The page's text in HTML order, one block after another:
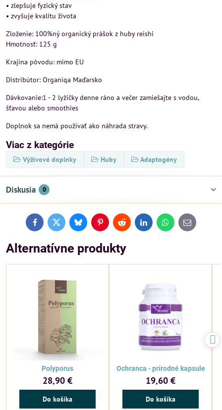
• zlepšuje fyzický stav
• zvyšuje kvalitu života
Zloženie: 100%ný organický prášok z huby reishi
Hmotnosť: 125 g
Krajina pôvodu: mimo EU
Distribútor: Organiqa Maďarsko
Dávkovanie:1 - 2 lyžičky denne ráno a večer zamiešajte s vodou,
šťavou alebo smoothies
Doplnok sa nemá používať ako náhrada stravy.
Viac z kategórie
Výživové doplnky Huby Adaptogény
Diskusia 0
FacebookTwitterBlueskyPinterestReddit LinkedInWhatsApp
E-
mail
Alternatívne produkty
Polyporus
28,90 €
Do košíka
Ochranca - prírodné kapsule
19,60 €
Do košíka